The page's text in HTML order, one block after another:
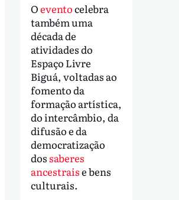
Oeventocelebra
também uma
década de
atividades do
Espaço Livre
Biguá, voltadas ao
fomento da
formação artística,
do intercâmbio, da
difusão e da
democratização
dos saberes
ancestraise bens
culturais.